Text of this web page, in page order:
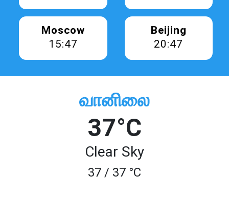
Moscow
15:47
Beijing
20:47
வானிலை
37°C
Clear Sky
37 / 37 °C